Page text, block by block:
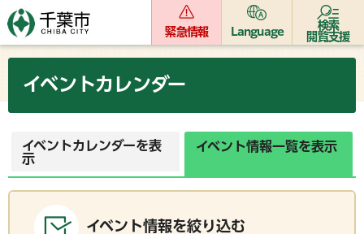
緊急情報 Language
検索
閲覧支援
イベントカレンダー
イベントカレンダーを表
示
イベント情報一覧を表示
イベント情報を絞り込む